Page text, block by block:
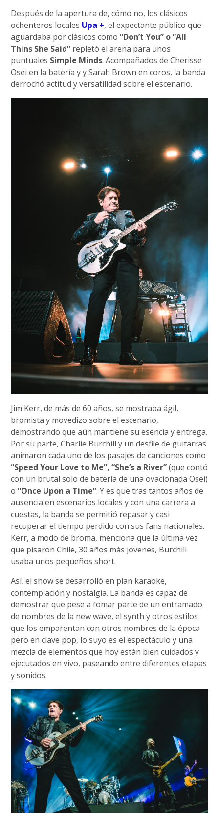
Después de la apertura de, cómo no, los clásicos
ochenteros locales Upa +, el expectante público que
aguardaba por clásicos como“Don’t You” o “All
Thins She Said” repletó el arena para unos
puntuales Simple Minds. Acompañados de Cherisse
Osei en la batería y y Sarah Brown en coros, la banda
derrochó actitud y versatilidad sobre el escenario.
Jim Kerr, de más de 60 años, se mostraba ágil,
bromista y movedizo sobre el escenario,
demostrando que aún mantiene su esencia y entrega.
Por su parte, Charlie Burchill y un desfile de guitarras
animaron cada uno de los pasajes de canciones como
“Speed Your Love to Me”, “She’s a River”(que contó
con un brutal solo de batería de una ovacionada Osei)
o“Once Upon a Time”. Y es que tras tantos años de
ausencia en escenarios locales y con una carrera a
cuestas, la banda se permitió repasar y casi
recuperar el tiempo perdido con sus fans nacionales.
Kerr, a modo de broma, menciona que la última vez
que pisaron Chile, 30 años más jóvenes, Burchill
usaba unos pequeños short.
Así, el show se desarrolló en plan karaoke,
contemplación y nostalgia. La banda es capaz de
demostrar que pese a fomar parte de un entramado
de nombres de la new wave, el synth y otros estilos
que los emparentan con otros nombres de la época
pero en clave pop, lo suyo es el espectáculo y una
mezcla de elementos que hoy están bien cuidados y
ejecutados en vivo, paseando entre diferentes etapas
y sonidos.